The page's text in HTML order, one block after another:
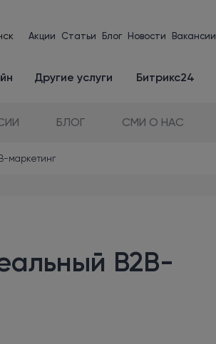
Акции Статьи Блог Новости Вакансии
Другие услуги Битрикс24
БЛОГ СМИ О НАС
маркетинг
B2B-